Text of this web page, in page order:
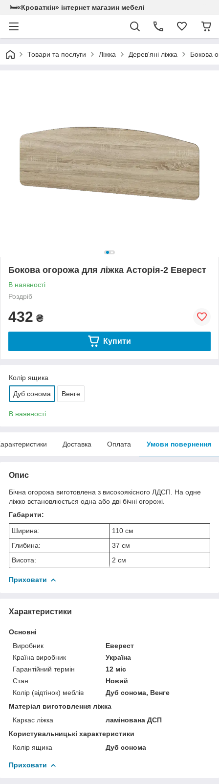
🛏«Кроваткiн» iнтернет магазин мебелi
Товари та послуги Ліжка Дерев'яні ліжка Бокова
Бокова огорожа для ліжка Асторія-2 Еверест
В наявності
Роздріб
432 ₴
Купити
Колір ящика
Дуб сонома Венге
В наявності
Доставка Оплата Умови повернення
Опис
Бічна огорожа виготовлена з високоякісного ЛДСП. На одне
ліжко встановлюється одна або дві бічні огорожі.
Габарити:
Ширина:
110 см
Глибина:
37 см
Висота:
2 см
Приховати
Характеристики
Основні
Виробник
Еверест
Країна виробник
Україна
Гарантійний термін
12 міс
Стан
Новий
Колір (відтінок) меблів
Дуб сонома, Венге
Матеріал виготовлення ліжка
Каркас ліжка
ламінована ДСП
Користувальницькі характеристики
Колір ящика
Дуб сонома
Приховати